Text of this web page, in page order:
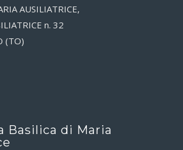
AUSILIATRICE,
n. 32
(TO)
Basilica di Maria